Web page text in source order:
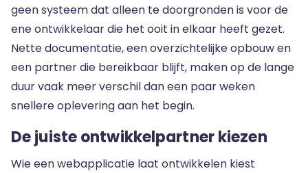
geen systeem dat alleen te doorgronden is voor de
ene ontwikkelaar die het ooit in elkaar heeft gezet.
Nette documentatie, een overzichtelijke opbouw en
een partner die bereikbaar blijft, maken op de lange
duur vaak meer verschil dan een paar weken
snellere oplevering aan het begin.
De juiste ontwikkelpartner kiezen
Wie een webapplicatie laat ontwikkelen kiest